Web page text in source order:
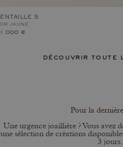
ENTAILLE S
OR JAUNE
1 000 €
découvrir toute
Pour la
Une urgence joaillière ? Vous avez
une sélection de créations
3 jours.